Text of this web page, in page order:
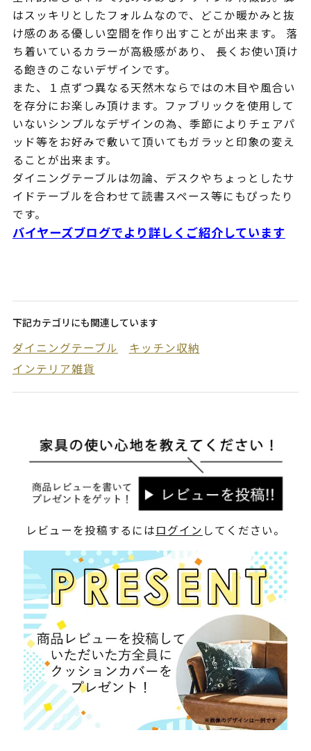
はスッキリとしたフォルムなので、どこか暖かみと抜
け感のある優しい空間を作り出すことが出来ます。 落
ち着いているカラーが高級感があり、 長くお使い頂け
る飽きのこないデザインです。
また、１点ずつ異なる天然木ならではの木目や風合い
を存分にお楽しみ頂けます。ファブリックを使用して
いないシンプルなデザインの為、季節によりチェアパ
ッド等をお好みで敷いて頂いてもガラッと印象の変え
ることが出来ます。
ダイニングテーブルは勿論、デスクやちょっとしたサ
イドテーブルを合わせて読書スペース等にもぴったり
です。
バイヤーズブログでより詳しくご紹介しています
下記カテゴリにも関連しています
ダイニングテーブル
キッチン収納
インテリア雑貨
レビューを投稿するにはログイン してください。